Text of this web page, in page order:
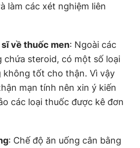
làm các xét nghiệm liên
về thuốc men: Ngoài các
chứa steroid, có một số loại
không tốt cho thận. Vì vậy
mạn tính nên xin ý kiến
các loại thuốc được kê đơn
: Chế độ ăn uống cân bằng